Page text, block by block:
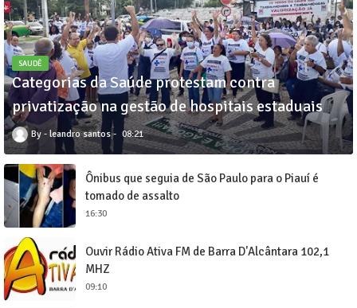
SAUDÊ
Categorias da Saúde protestam contra
privatização na gestão de hospitais estaduais
leandro santos 08:21
Ônibus que seguia de São Paulo para o Piauí é
tomado de assalto
16:30
Ouvir Rádio Ativa FM de Barra D'Alcântara 102,1
MHZ
09:10